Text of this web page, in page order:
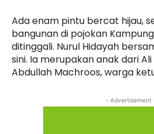
Ada enam pintu bercat hijau,
bangunan di pojokan
ditinggali. Nurul Hidayah
sini. Ia merupakan anak dari
Abdullah Machroos, warga
- Advertisement